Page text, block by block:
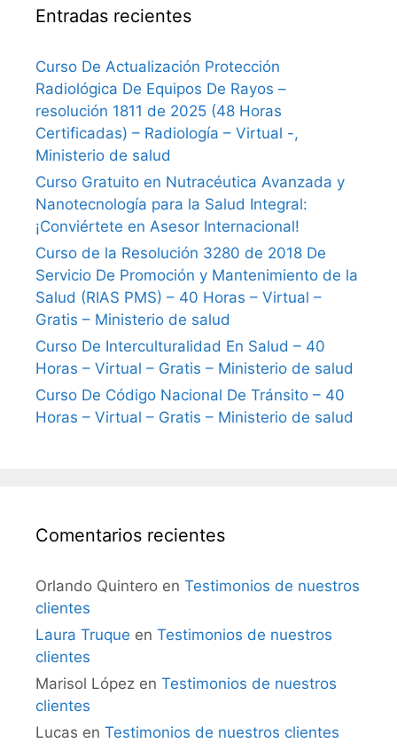
Entradas recientes
Curso De Actualización Protección
Radiológica De Equipos De Rayos –
resolución 1811 de 2025 (48 Horas
Certificadas) – Radiología – Virtual -,
Ministerio de salud
Curso Gratuito en Nutracéutica Avanzada y
Nanotecnología para la Salud Integral:
¡Conviértete en Asesor Internacional!
Curso de la Resolución 3280 de 2018 De
Servicio De Promoción y Mantenimiento de la
Salud (RIAS PMS) – 40 Horas – Virtual –
Gratis – Ministerio de salud
Curso De Interculturalidad En Salud – 40
Horas – Virtual – Gratis – Ministerio de salud
Curso De Código Nacional De Tránsito – 40
Horas – Virtual – Gratis – Ministerio de salud
Comentarios recientes
Orlando Quintero en Testimonios de nuestros
clientes
Laura Truque en Testimonios de nuestros
clientes
Marisol López en Testimonios de nuestros
clientes
Lucas en Testimonios de nuestros clientes